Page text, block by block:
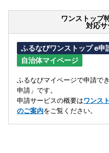
ワンストップ
対応
ふるなびワンストップ e申
自治体マイページ
ふるなびマイページで申請で
申請」です。
申請サービスの概要はワンス
のご案内をご覧ください。